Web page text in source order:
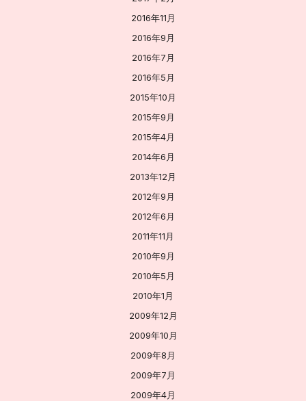
2016年11月
2016年9月
2016年7月
2016年5月
2015年10月
2015年9月
2015年4月
2014年6月
2013年12月
2012年9月
2012年6月
2011年11月
2010年9月
2010年5月
2010年1月
2009年12月
2009年10月
2009年8月
2009年7月
2009年4月